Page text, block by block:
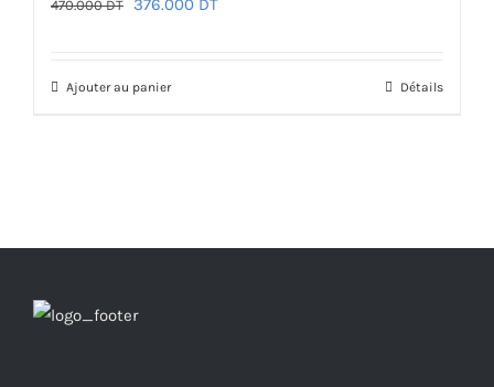
470.000DT
était :
376.000 DT
Ajouter au panier Détails